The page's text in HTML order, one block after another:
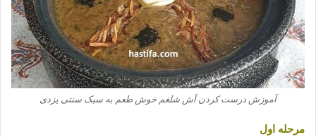
آموزش درست کردن آش شلغم خوش طعم به سبک سنتی یزدی
مرحله اول